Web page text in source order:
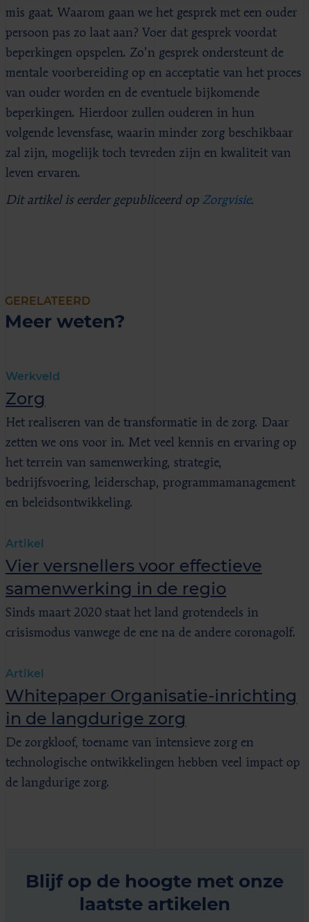
mis gaat. Waarom gaan we het gesprek met een ouder
persoon pas zo laat aan? Voer dat gesprek voordat
beperkingen opspelen. Zo’n gesprek ondersteunt de
mentale voorbereiding op en acceptatie van het proces
van ouder worden en de eventuele bijkomende
beperkingen. Hierdoor zullen ouderen in hun
volgende levensfase, waarin minder zorg beschikbaar
zal zijn, mogelijk toch tevreden zijn en kwaliteit van
leven ervaren.
Dit artikel is eerder gepubliceerd op Zorgvisie.
GERELATEERD
Meer weten?
Werkveld
Zorg
Het realiseren van de transformatie in de zorg. Daar
zetten we ons voor in. Met veel kennis en ervaring op
het terrein van samenwerking, strategie,
bedrijfsvoering, leiderschap, programmamanagement
en beleidsontwikkeling.
Artikel
Vier versnellers voor effectieve
samenwerking in de regio
Sinds maart 2020 staat het land grotendeels in
crisismodus vanwege de ene na de andere coronagolf.
Artikel
Whitepaper Organisatie-inrichting
in de langdurige zorg
De zorgkloof, toename van intensieve zorg en
technologische ontwikkelingen hebben veel impact op
de langdurige zorg.
Blijf op de hoogte met onze
laatste artikelen